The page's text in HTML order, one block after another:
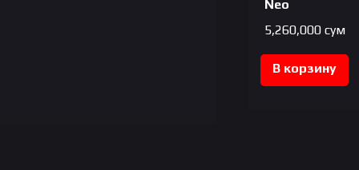
Neo
5,260,000 сум
В корзину